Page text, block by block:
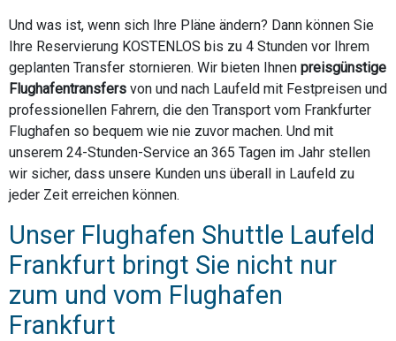
Und was ist, wenn sich Ihre Pläne ändern? Dann können Sie
Ihre Reservierung KOSTENLOS bis zu 4 Stunden vor Ihrem
geplanten Transfer stornieren. Wir bieten Ihnen preisgünstige
Flughafentransfers von und nach Laufeld mit Festpreisen und
professionellen Fahrern, die den Transport vom Frankfurter
Flughafen so bequem wie nie zuvor machen. Und mit
unserem 24-Stunden-Service an 365 Tagen im Jahr stellen
wir sicher, dass unsere Kunden uns überall in Laufeld zu
jeder Zeit erreichen können.
Unser Flughafen Shuttle Laufeld
Frankfurt bringt Sie nicht nur
zum und vom Flughafen
Frankfurt